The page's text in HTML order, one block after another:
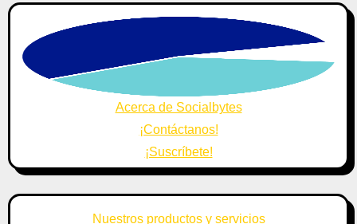
Acerca de Socialbytes
¡Contáctanos!
¡Suscríbete!
Nuestros productos y servicios